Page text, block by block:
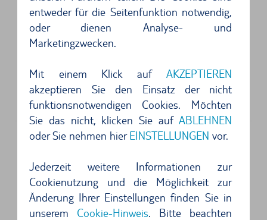
entweder für die Seitenfunktion notwendig,
oder dienen Analyse- und
Marketingzwecken.
Mit einem Klick aufAKZEPTIEREN
akzeptieren Sie den Einsatz der nicht
funktionsnotwendigen Cookies. Möchten
Sie das nicht, klicken Sie aufABLEHNEN
oder Sie nehmen hierEINSTELLUNGEN vor.
Jederzeit weitere Informationen zur
Cookienutzung und die Möglichkeit zur
Änderung Ihrer Einstellungen finden Sie in
unserem Cookie-Hinweis. Bitte beachten
Wurden von Hertz als Kooperationspartner
Dollar super professionell und kundenorientiert
am ...
5 von 5 Sternen
Perfekt...
Anschrift
Hertz
Airport Desk at Arrivals Hall
85300 Kos